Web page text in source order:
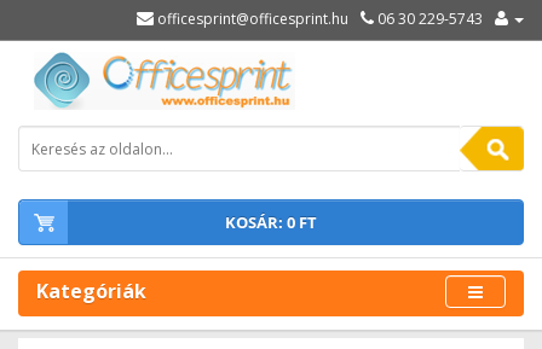
officesprint@officesprint.hu 06 30 229-5743
KOSÁR: 0 FT
Kategóriák